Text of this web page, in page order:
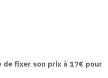
fixer son prix à 17€ pour